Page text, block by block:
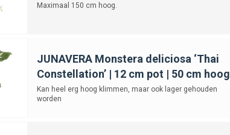
Maximaal 150 cm hoog.
JUNAVERA Monstera deliciosa ‘Thai
Constellation’ | 12 cm pot | 50 cm hoog
Kan heel erg hoog klimmen, maar ook lager gehouden
worden